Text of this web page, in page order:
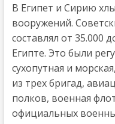
В Египет и Сирию
вооружений.
составлял от 35.000
Египте. Это были
сухопутная и
из трех бригад,
полков, военная
официальных